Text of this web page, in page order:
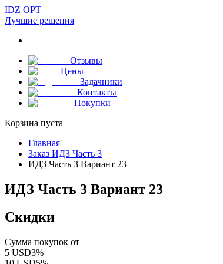
IDZ OPT
Лучшие решения
Отзывы
Цены
Задачники
Контакты
Покупки
Корзина пуста
Главная
Заказ ИДЗ Часть 3
ИДЗ Часть 3 Вариант 23
ИДЗ Часть 3 Вариант 23
Скидки
Сумма покупок от
5 USD3%